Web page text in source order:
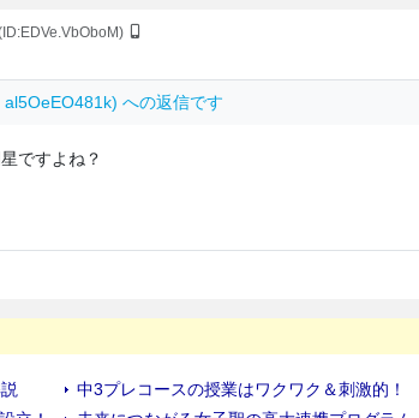
al5OeEO481k) への返信です
ですよね？